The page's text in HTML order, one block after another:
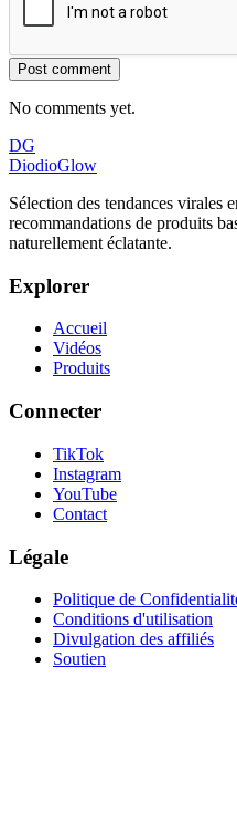
Post comment
No comments yet.
DG
DiodioGlow
Sélection des tendances virales
recommandations de produits
naturellement éclatante.
Explorer
Accueil
Vidéos
Produits
Connecter
TikTok
Instagram
YouTube
Contact
Légale
Politique de
Conditions d'utilisation
Divulgation des affiliés
Soutien